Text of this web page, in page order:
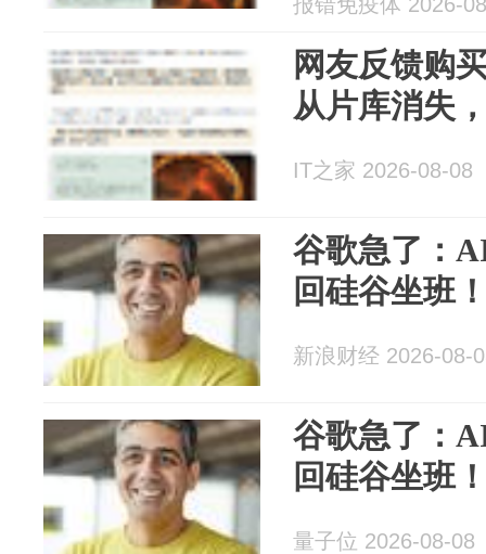
网友反馈购
从片库消失
IT之家 2026-08-08
谷歌急了：
回硅谷坐班
新浪财经 2026-08-
谷歌急了：
回硅谷坐班
量子位 2026-08-08